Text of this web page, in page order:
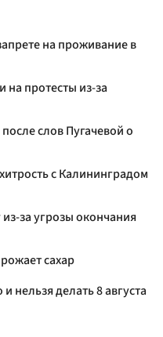
на проживание в
протесты из-за
слов Пугачевой о
с Калининградом
за угрозы окончания
сахар
нельзя делать 8 августа